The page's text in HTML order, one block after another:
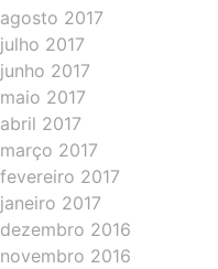
agosto 2017
julho 2017
junho 2017
maio 2017
abril 2017
março 2017
fevereiro 2017
janeiro 2017
dezembro 2016
novembro 2016